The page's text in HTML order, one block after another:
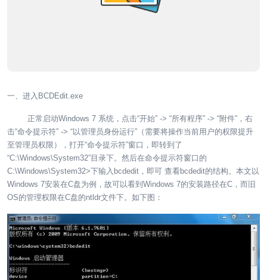
一、进入BCDEdit.exe
正常启动Windows 7 系统，点击“开始” -> “所有程序” -> “附件”，右
击“命令提示符” -> “以管理员身份运行”（需要将操作当前用户的权限提升
至管理员权限），打开“命令提示符”窗口，即转到了
“C:\Windows\System32”目录下。然后在命令提示符窗口的
C:\Windows\System32>下输入bcdedit，即可 查看bcdedit的结构。本文以
Windows 7安装在C盘为例，故可以看到Windows 7的安装路径在C，而旧
OS的管理权限在C盘的ntldr文件下。如下图：